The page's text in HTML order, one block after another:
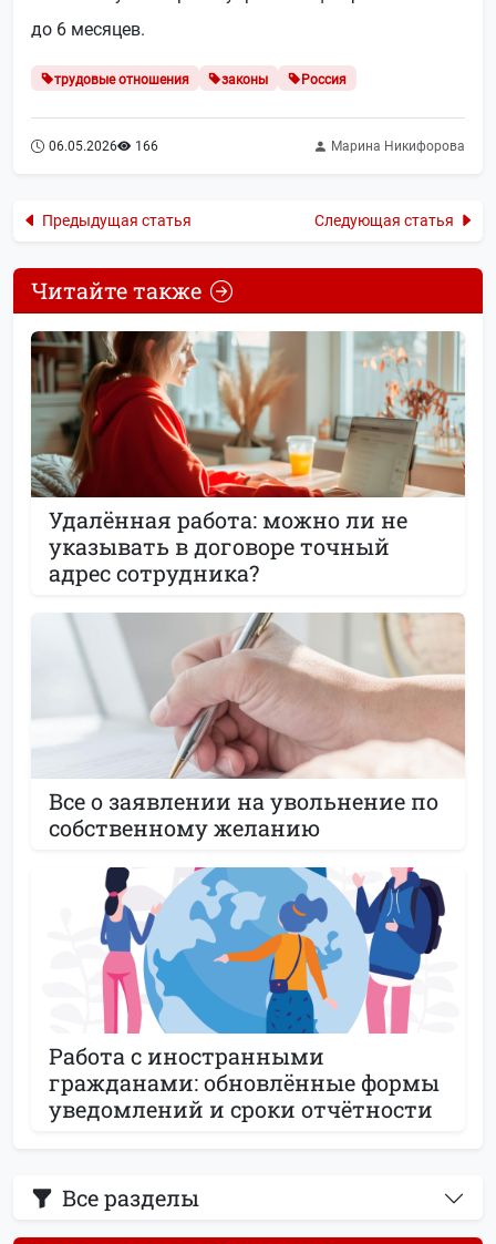
Все разделы
до 6 месяцев.
трудовые отношения законы Россия
06.05.2026 166 Марина Никифорова
Предыдущая статья Следующая статья
Читайте также
Удалённая работа: можно ли не
указывать в договоре точный
адрес сотрудника?
Все о заявлении на увольнение по
собственному желанию
Работа с иностранными
гражданами: обновлённые формы
уведомлений и сроки отчётности